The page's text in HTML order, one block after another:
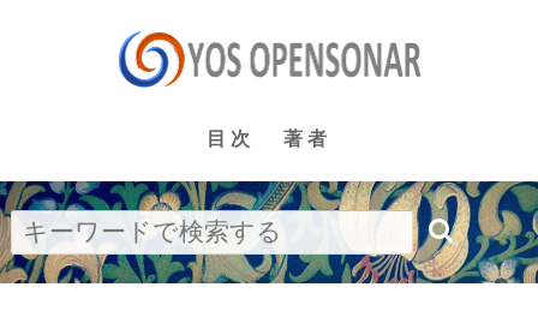
目次 著者